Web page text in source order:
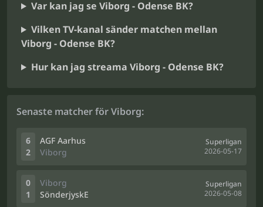
Var kan jag se Viborg - Odense BK?
Vilken TV-kanal sänder matchen mellan
Viborg - Odense BK?
Hur kan jag streama Viborg - Odense BK?
Senaste matcher för Viborg:
6
2
AGF Aarhus
Viborg
Superligan
2026-05-17
0
1
Viborg
SönderjyskE
Superligan
2026-05-08